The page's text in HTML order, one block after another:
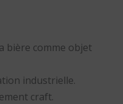
bière comme objet
industrielle.
craft.